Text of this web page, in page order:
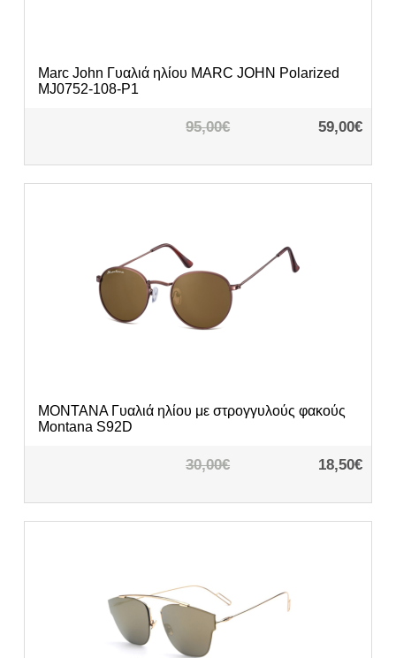
Marc John Γυαλιά ηλίου MARC JOHN Polarized
MJ0752-108-P1
95,00€ 59,00€
MONTANA Γυαλιά ηλίου με στρογγυλούς φακούς
Montana S92D
30,00€ 18,50€